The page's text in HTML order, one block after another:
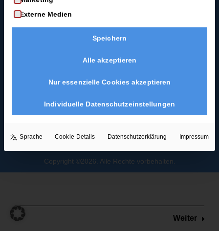
3 Minuten
Feder- &
Rechtskreisel
Basisflechte
Flugschritt
4 Minuten Weiter
Guide
Copyright ©2026. Alle Rechte vorbehalten.
Externe Medien
Speichern
Alle akzeptieren
Nur essenzielle Cookies akzeptieren
Individuelle Datenschutzeinstellungen
Sprache Cookie-Details Datenschutzerklärung Impressum